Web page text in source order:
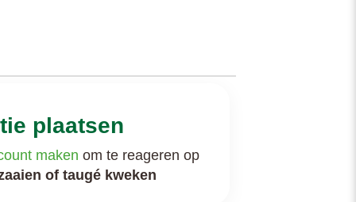
plaatsen
maken om te reageren op
of taugé kweken